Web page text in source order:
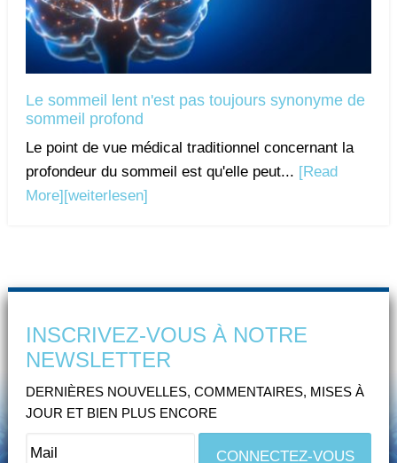
Le sommeil lent n'est pas toujours synonyme de
sommeil profond
Le point de vue médical traditionnel concernant la
profondeur du sommeil est qu'elle peut... [Read
More] [weiterlesen]
INSCRIVEZ-VOUS À NOTRE
NEWSLETTER
DERNIÈRES NOUVELLES, COMMENTAIRES, MISES À
JOUR ET BIEN PLUS ENCORE